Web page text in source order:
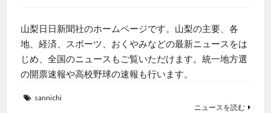
山梨日日新聞社のホームページです。山梨の主要、各
地、経済、スポーツ、おくやみなどの最新ニュースをは
じめ、全国のニュースもご覧いただけます。統一地方選
の開票速報や高校野球の速報も行います。
sannichi
ニュースを読む